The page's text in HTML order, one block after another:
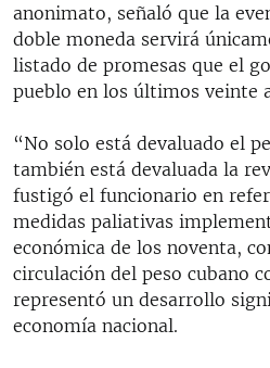
anonimato, señaló que la
doble moneda servirá
listado de promesas que el
pueblo en los últimos veinte
“No solo está devaluado el
también está devaluada la
fustigó el funcionario en
medidas paliativas
económica de los noventa,
circulación del peso cubano
representó un desarrollo
economía nacional.